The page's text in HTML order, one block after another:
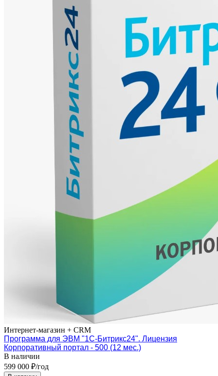
Интернет-магазин + CRM
Программа для ЭВМ "1С-Битрикс24". Лицензия
Корпоративный портал - 500 (12 мес.)
В наличии
599 000 ₽/год